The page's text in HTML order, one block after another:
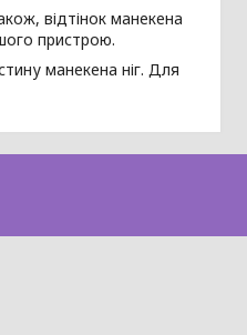
відтінок манекена
пристрою.
манекена ніг. Для